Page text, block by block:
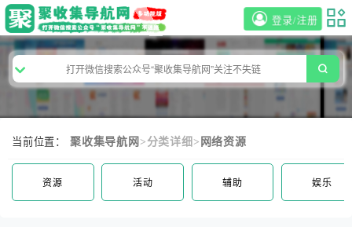
登录/注册
当前位置： 聚收集导航网 >分类详细> 网络资源
资源 活动 辅助 娱乐